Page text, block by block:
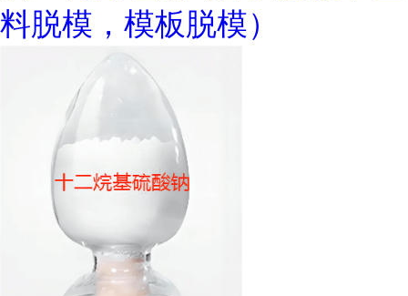
料脱模，模板脱模）